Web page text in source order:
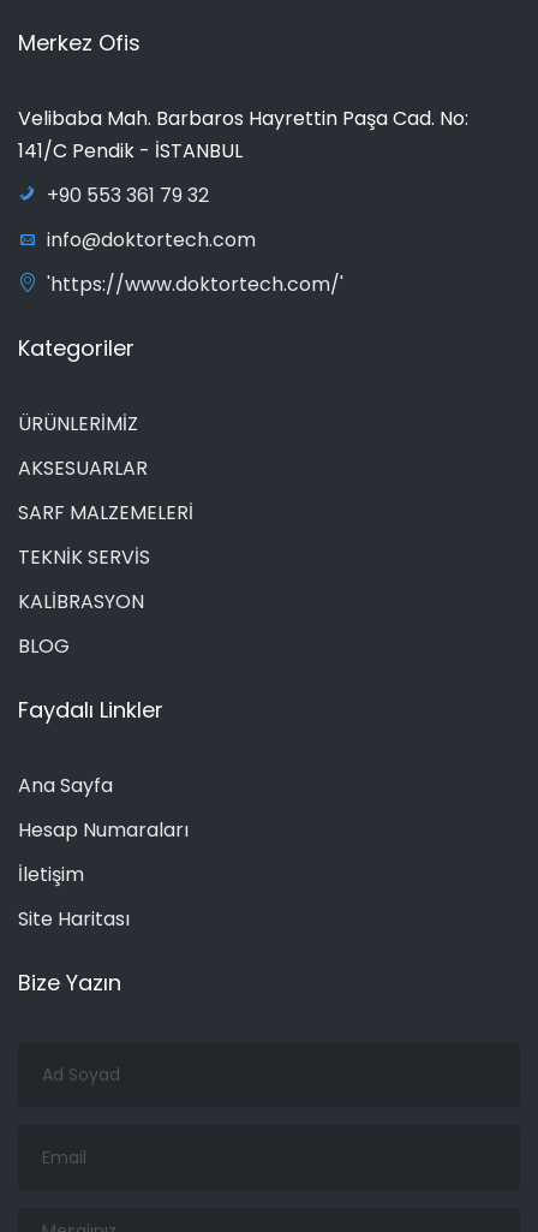
Merkez Ofis
Velibaba Mah. Barbaros Hayrettin Paşa Cad. No:
141/C Pendik - İSTANBUL
+90 553 361 79 32
info@doktortech.com
'https://www.doktortech.com/'
Kategoriler
ÜRÜNLERİMİZ
AKSESUARLAR
SARF MALZEMELERİ
TEKNİK SERVİS
KALİBRASYON
BLOG
Faydalı Linkler
Ana Sayfa
Hesap Numaraları
İletişim
Site Haritası
Bize Yazın
Soyad
Mesajınız